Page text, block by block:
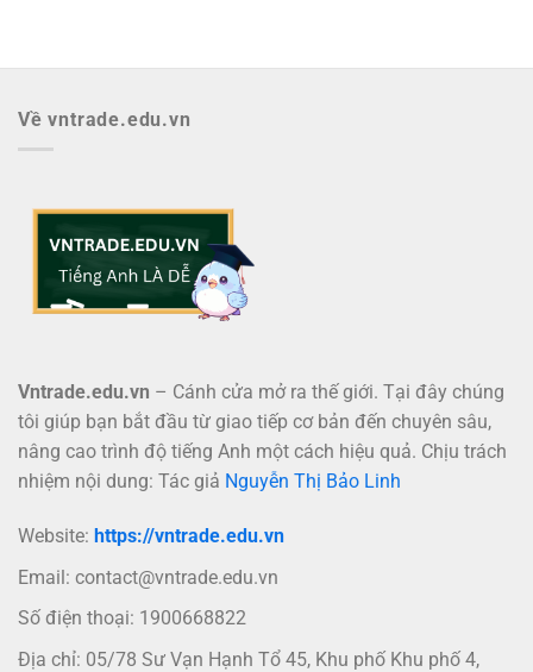
Về vntrade.edu.vn
Vntrade.edu.vn – Cánh cửa mở ra thế giới. Tại đây chúng
tôi giúp bạn bắt đầu từ giao tiếp cơ bản đến chuyên sâu,
nâng cao trình độ tiếng Anh một cách hiệu quả. Chịu trách
nhiệm nội dung: Tác giả Nguyễn Thị Bảo Linh
Website: https://vntrade.edu.vn
Email: contact@vntrade.edu.vn
Số điện thoại: 1900668822
Địa chỉ: 05/78 Sư Vạn Hạnh Tổ 45, Khu phố Khu phố 4,